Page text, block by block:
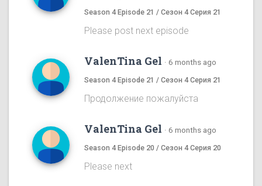
Season 4 Episode 21 / Сезон 4 Серия 21
Please post next episode
ValenTina Gel · 6 months ago
Season 4 Episode 21 / Сезон 4 Серия 21
Продолжение пожалуйста
ValenTina Gel · 6 months ago
Season 4 Episode 20 / Сезон 4 Серия 20
Please next